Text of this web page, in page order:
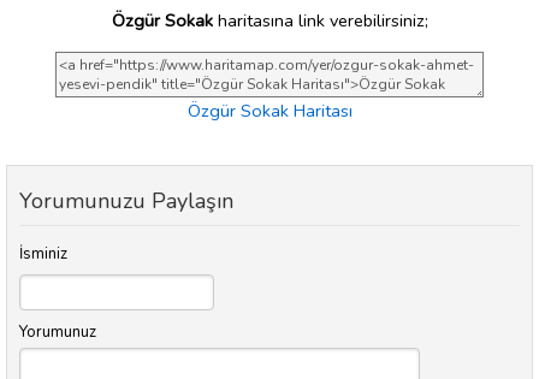
Özgür Sokakharitasına link verebilirsiniz;
Özgür Sokak Haritası
Yorumunuzu Paylaşın
İsminiz
Yorumunuz